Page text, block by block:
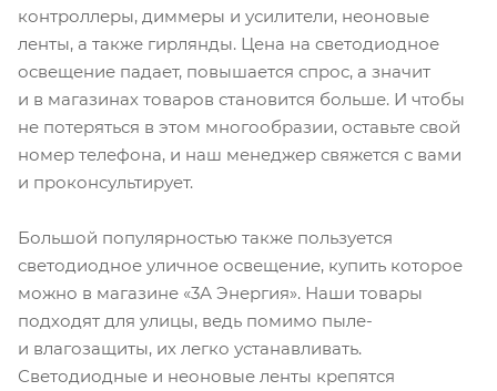
контроллеры, диммеры и усилители, неоновые
ленты, а также гирлянды. Цена на светодиодное
освещение падает, повышается спрос, а значит
и в магазинах товаров становится больше. И чтобы
не потеряться в этом многообразии, оставьте свой
номер телефона, и наш менеджер свяжется с вами
и проконсультирует.
Большой популярностью также пользуется
светодиодное уличное освещение, купить которое
можно в магазине «3А Энергия». Наши товары
подходят для улицы, ведь помимо пыле-
и влагозащиты, их легко устанавливать.
Светодиодные и неоновые ленты крепятся